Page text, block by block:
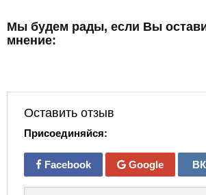
Мы будем рады, если Вы
мнение:
Оставить отзыв
Присоединяйся:
Facebook Google